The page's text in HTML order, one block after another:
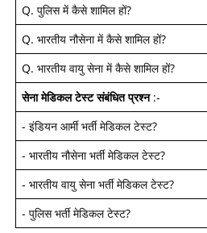
Q. पुलिस में कैसे शामिल हों?
Q. भारतीय नौसेना में कैसे शामिल हों?
Q. भारतीय वायु सेना में कैसे शामिल हों?
सेना मेडिकल टेस्ट संबंधित प्रश्न:-
- इंडियन आर्मी भर्ती मेडिकल टेस्ट?
- भारतीय नौसेना भर्ती मेडिकल टेस्ट?
- भारतीय वायु सेना भर्ती मेडिकल टेस्ट?
- पुलिस भर्ती मेडिकल टेस्ट?